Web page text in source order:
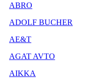
ABRO
ADOLF BUCHER
AE&T
AGAT AVTO
AIKKA